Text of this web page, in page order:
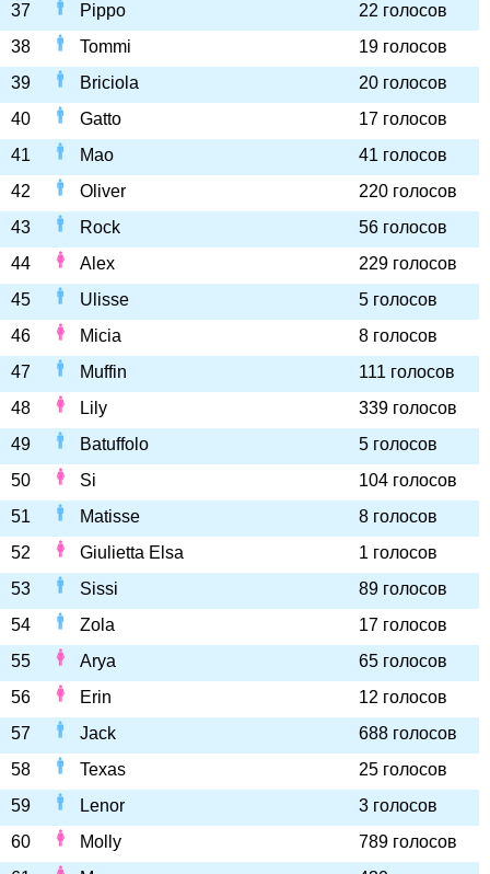
37
Pippo
22 голосов
38
Tommi
19 голосов
39
Briciola
20 голосов
40
Gatto
17 голосов
41
Mao
41 голосов
42
Oliver
220 голосов
43
Rock
56 голосов
44
Alex
229 голосов
45
Ulisse
5 голосов
46
Micia
8 голосов
47
Muffin
111 голосов
48
Lily
339 голосов
49
Batuffolo
5 голосов
50
Si
104 голосов
51
Matisse
8 голосов
52
Giulietta Elsa
1 голосов
53
Sissi
89 голосов
54
Zola
17 голосов
55
Arya
65 голосов
56
Erin
12 голосов
57
Jack
688 голосов
58
Texas
25 голосов
59
Lenor
3 голосов
60
Molly
789 голосов